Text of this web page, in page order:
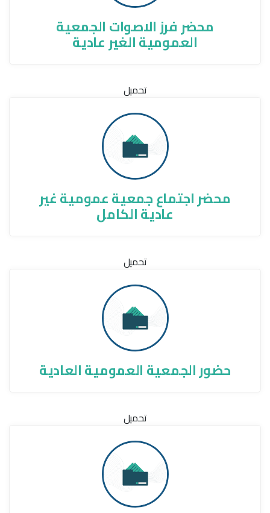
محضر فرز الاصوات الجمعية
العمومية الغير عادية
تحميل
محضر اجتماع جمعية عمومية غير
عادية الكامل
تحميل
حضور الجمعية العمومية العادية
تحميل